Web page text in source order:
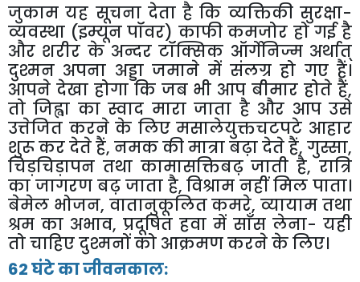
जुकाम यह सूचना देता है कि व्यक्तिकी सुरक्षा-
व्यवस्था (इम्यून पॉवर) काफी कमजोर हो गई है
और शरीर के अन्दर टॉक्सिक ऑर्गेनिज्म अर्थात्
दुश्मन अपना अड्डा जमाने में संलग्र हो गए हैं।
आपने देखा होगा कि जब भी आप बीमार होते हैं,
तो जिह्वा का स्वाद मारा जाता है और आप उसे
उत्तेजित करने के लिए मसालेयुक्तचटपटे आहार
शुरू कर देते हैं, नमक की मात्रा बढ़ा देते हैं, गुस्सा,
चिड़चिड़ापन तथा कामासक्तिबढ़ जाती है,रात्रि
का जागरण बढ़ जाता है,विश्राम नहीं मिल पाता।
बेमेल भोजन, वातानुकूलित कमरे,व्यायाम तथा
श्रम का अभाव, प्रदूषित हवा में साँस लेना- यही
तो चाहिए दुश्मनों को आक्रमण करने के लिए।
62 घंटे का जीवनकाल: